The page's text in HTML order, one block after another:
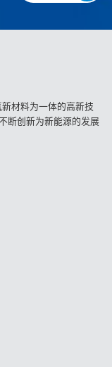
材料为一体的高新技
断创新为新能源的发展